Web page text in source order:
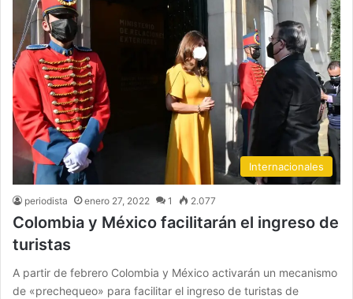
Internacionales
periodista enero 27, 2022 1 2.077
Colombia y México facilitarán el ingreso de
turistas
A partir de febrero Colombia y México activarán un mecanismo
de «prechequeo» para facilitar el ingreso de turistas de